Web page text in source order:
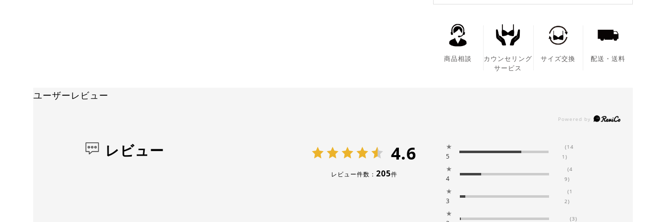
商品相談
カウンセリング
サービス
サイズ交換 配送・送料
ユーザーレビュー
レビュー 4.6
レビュー件数： 205件
★
5
(14
1)
★
4
(4
9)
★
3
(1
2)
★
(3)